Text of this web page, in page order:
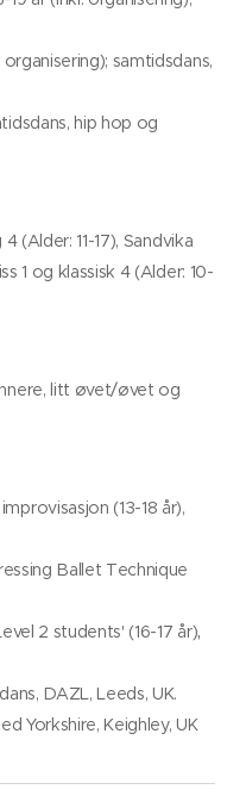
samtidsdans,
hip hop og
(Alder: 11-17), Sandvika
1 og klassisk 4 (Alder: 10-
litt øvet/øvet og
(13-18 år),
Ballet Technique
2 students' (16-17 år),
DAZL, Leeds, UK.
Yorkshire, Keighley, UK